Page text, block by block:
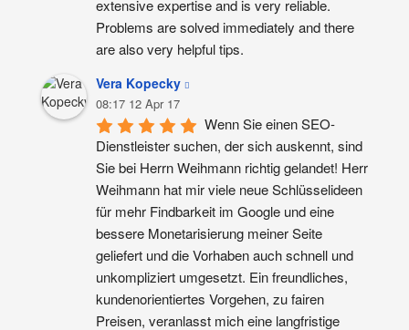
extensive expertise and is very reliable.
Problems are solved immediately and there
are also very helpful tips.
Vera Kopecky
08:17 12 Apr 17
Wenn Sie einen SEO-
Dienstleister suchen, der sich auskennt, sind
Sie bei Herrn Weihmann richtig gelandet! Herr
Weihmann hat mir viele neue Schlüsselideen
für mehr Findbarkeit im Google und eine
bessere Monetarisierung meiner Seite
geliefert und die Vorhaben auch schnell und
unkompliziert umgesetzt. Ein freundliches,
kundenorientiertes Vorgehen, zu fairen
Preisen, veranlasst mich eine langfristige